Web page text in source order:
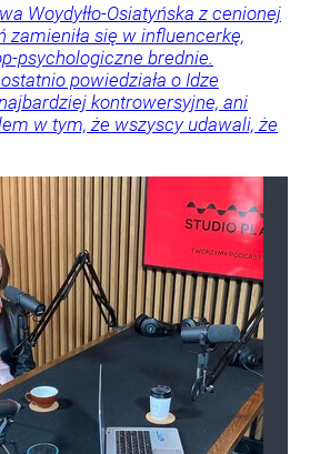
Woydyłło-Osiatyńska z cenionej
zamieniła się w influencerkę,
psychologiczne brednie.
powiedziała o Idze
kontrowersyjne, ani
w tym, że wszyscy udawali, że